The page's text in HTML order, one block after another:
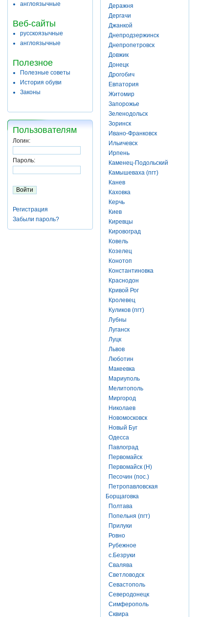
англоязычные
Веб-сайты
русскоязычные
англоязычные
Полезное
Полезные советы
История обуви
Законы
Пользователям
Логин:
Пароль:
Регистрация
Забыли пароль?
Деражня
Дергачи
Джанкой
Днепродзержинск
Днепропетровск
Довжик
Донецк
Дрогобич
Евпатория
Житомир
Запорожье
Зеленодольск
Зоринск
Ивано-Франковск
Ильичевск
Ирпень
Каменец-Подольский
Камышеваха (пгт)
Канев
Каховка
Керчь
Киев
Киревцы
Кировоград
Ковель
Козелец
Конотоп
Константиновка
Краснодон
Кривой Рог
Кролевец
Куликов (пгт)
Лубны
Луганск
Луцк
Львов
Люботин
Макеевка
Мариуполь
Мелитополь
Миргород
Николаев
Новомосковск
Новый Буг
Одесса
Павлоград
Первомайск
Первомайск (Н)
Песочин (пос.)
Петропавловская
Борщаговка
Полтава
Попельня (пгт)
Прилуки
Ровно
Рубежное
с.Безруки
Свалява
Светловодск
Севастополь
Северодонецк
Симферополь
Сквира